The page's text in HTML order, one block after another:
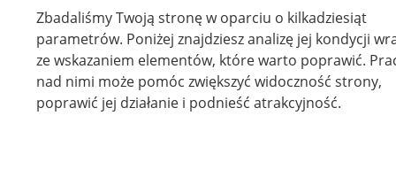
Zbadaliśmy Twoją stronę w oparciu o kilkadziesiąt
parametrów. Poniżej znajdziesz analizę jej kondycji
ze wskazaniem elementów, które warto poprawić.
nad nimi może pomóc zwiększyć widoczność strony,
poprawić jej działanie i podnieść atrakcyjność.